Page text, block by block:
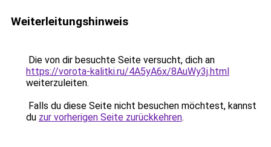
Weiterleitungshinweis
Die von dir besuchte Seite versucht, dich an
https://vorota-kalitki.ru/4A5yA6x/8AuWy3j.html
weiterzuleiten.
Falls du diese Seite nicht besuchen möchtest, kannst
du zur vorherigen Seite zurückkehren.